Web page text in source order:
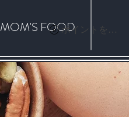
​MOM'S FOOD ポイントを表示